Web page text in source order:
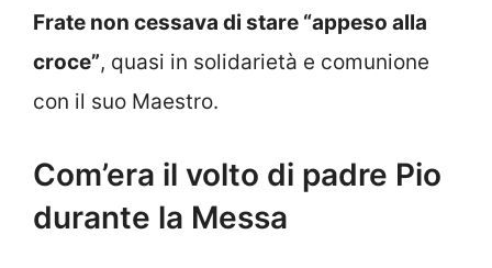
Frate non cessava di stare “appeso alla
croce”, quasi in solidarietà e comunione
con il suo Maestro.
Com’era il volto di padre Pio
durante la Messa